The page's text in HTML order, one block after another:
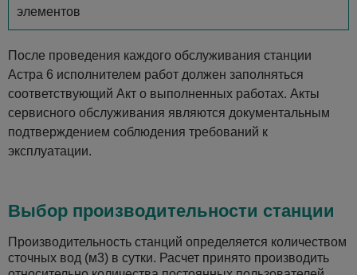
элементов
После проведения каждого обслуживания станции
Астра 6 исполнителем работ должен заполняться
соответствующий Акт о выполненных работах. Акты
сервисного обслуживания являются документальным
подтверждением соблюдения требований к
эксплуатации.
Выбор производительности станции
Производительность станций определяется количеством
сточных вод (м3) в сутки. Расчет принято производить